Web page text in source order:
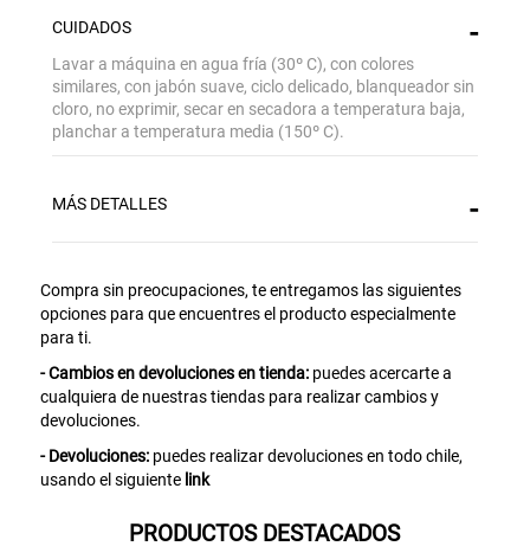
CUIDADOS
Lavar a máquina en agua fría (30º C), con colores
similares, con jabón suave, ciclo delicado, blanqueador sin
cloro, no exprimir, secar en secadora a temperatura baja,
planchar a temperatura media (150º C).
MÁS DETALLES
Compra sin preocupaciones, te entregamos las siguientes
opciones para que encuentres el producto especialmente
para ti.
- Cambios en devoluciones en tienda:puedes acercarte a
cualquiera de nuestras tiendas para realizar cambios y
devoluciones.
- Devoluciones:puedes realizar devoluciones en todo chile,
usando el siguiente link
PRODUCTOS DESTACADOS
Gracias por inscribirte!
Aquí esta tu cupón, usalo en tu siguiente
compra. Valido por 72 hrs.
SUSPE01